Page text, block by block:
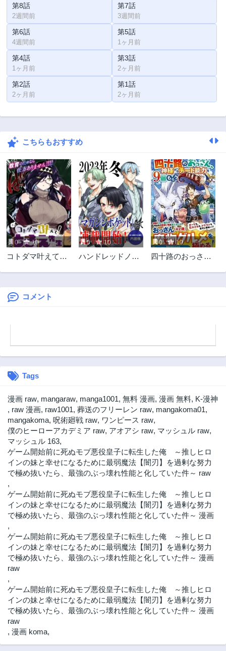
第8話
2週間前
第7話
3週間前
第6話
4週間前
第5話
1ヶ月前
第4話
1ヶ月前
第3話
2ヶ月前
第2話
2ヶ月前
第1話
2ヶ月前
こちらもおすすめ
0 10
コトダマ叶えて！
0 10
ハンドレッドノー
0 10
四十路のおっさ
う
コメント
Tags
漫画 raw, mangaraw, manga1001, 無料 漫画, 漫画 無料, K-漫神
, raw 漫画, raw1001, 葬送のフリーレン raw, mangakoma01,
mangakoma, 呪術廻戦 raw, ワンピース raw,
僕のヒーローアカデミア raw, アオアシ raw, マッシュル raw,
マッシュル 163,
ゲーム開始前に死ぬモブ悪役皇子に転生した俺 ～推しヒロ
インの妹と幸せになるために最弱魔法【闇刃】を過剰な努力
で極め抜いたら、最強のぶっ壊れ性能と化していた件～ raw
,
ゲーム開始前に死ぬモブ悪役皇子に転生した俺 ～推しヒロ
インの妹と幸せになるために最弱魔法【闇刃】を過剰な努力
で極め抜いたら、最強のぶっ壊れ性能と化していた件～ 漫画
,
ゲーム開始前に死ぬモブ悪役皇子に転生した俺 ～推しヒロ
インの妹と幸せになるために最弱魔法【闇刃】を過剰な努力
で極め抜いたら、最強のぶっ壊れ性能と化していた件～ 漫画
raw
,
ゲーム開始前に死ぬモブ悪役皇子に転生した俺 ～推しヒロ
インの妹と幸せになるために最弱魔法【闇刃】を過剰な努力
で極め抜いたら、最強のぶっ壊れ性能と化していた件～ 漫画
raw
, 漫画 koma,